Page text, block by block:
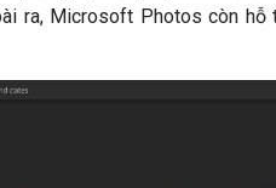
ra, Microsoft Photos còn